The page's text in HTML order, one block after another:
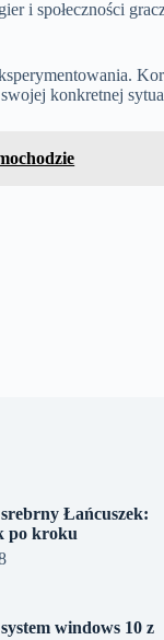
i społeczności
konkretnej
Łańcuszek:
po kroku
windows 10 z